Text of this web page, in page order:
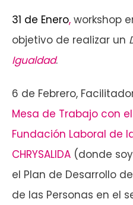
31 de Enero, workshop
objetivo de realizar un
Igualdad.
6 de Febrero,
Mesa de Trabajo con
Fundación Laboral de
CHRYSALIDA (donde
el Plan de Desarrollo
de las Personas en el